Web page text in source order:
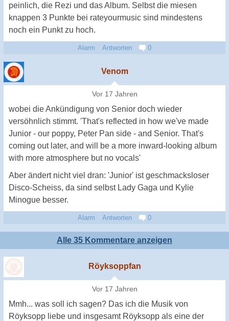
peinlich, die Rezi und das Album. Selbst die miesen
knappen 3 Punkte bei rateyourmusic sind mindestens
noch ein Punkt zu hoch.
Alarm Antworten 0
Venom
Vor 17 Jahren
wobei die Ankündigung von Senior doch wieder
versöhnlich stimmt. 'That's reflected in how we've made
Junior - our poppy, Peter Pan side - and Senior. That's
coming out later, and will be a more inward-looking album
with more atmosphere but no vocals'
Aber ändert nicht viel dran: 'Junior' ist geschmacksloser
Disco-Scheiss, da sind selbst Lady Gaga und Kylie
Minogue besser.
Alarm Antworten 0
Alle 35 Kommentare anzeigen
Röyksoppfan
Vor 17 Jahren
Mmh... was soll ich sagen? Das ich die Musik von
Röyksopp liebe und insgesamt Röyksopp als eine der